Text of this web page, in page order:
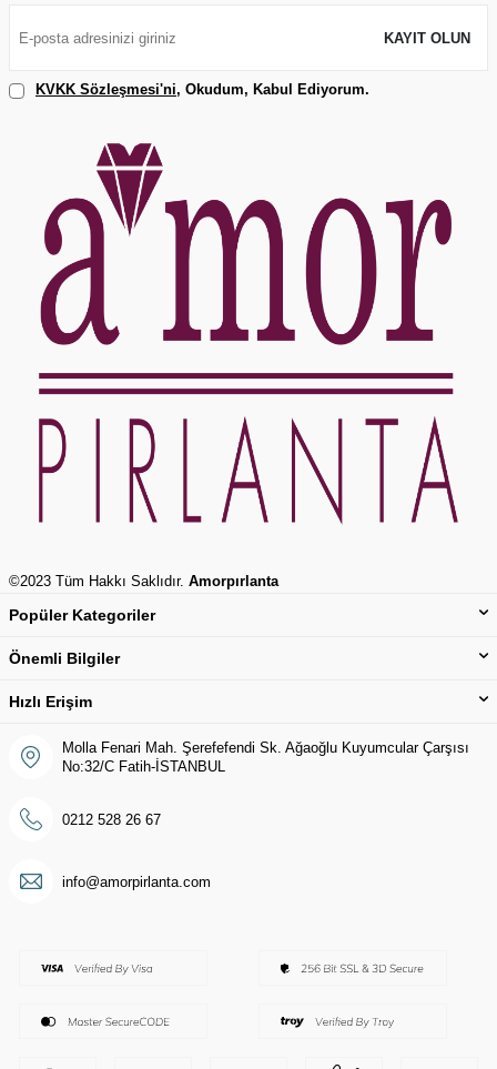
KAYIT OLUN
KVKK Sözleşmesi'ni, Okudum, Kabul Ediyorum.
©2023 Tüm Hakkı Saklıdır. Amorpırlanta
Popüler Kategoriler
Önemli Bilgiler
Hızlı Erişim
Molla Fenari Mah. Şerefefendi Sk. Ağaoğlu Kuyumcular Çarşısı
No:32/C Fatih-İSTANBUL
0212 528 26 67
info@amorpirlanta.com